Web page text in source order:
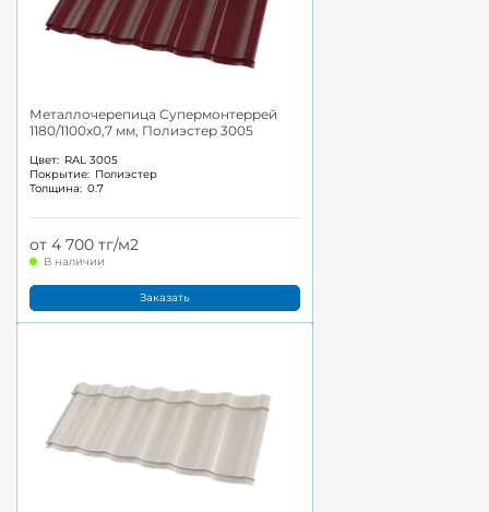
Металлочерепица Супермонтеррей
1180/1100x0,7 мм, Полиэстер 3005
Цвет: RAL 3005
Покрытие: Полиэстер
Толщина: 0.7
от 4 700 тг/м2
В наличии
Заказать